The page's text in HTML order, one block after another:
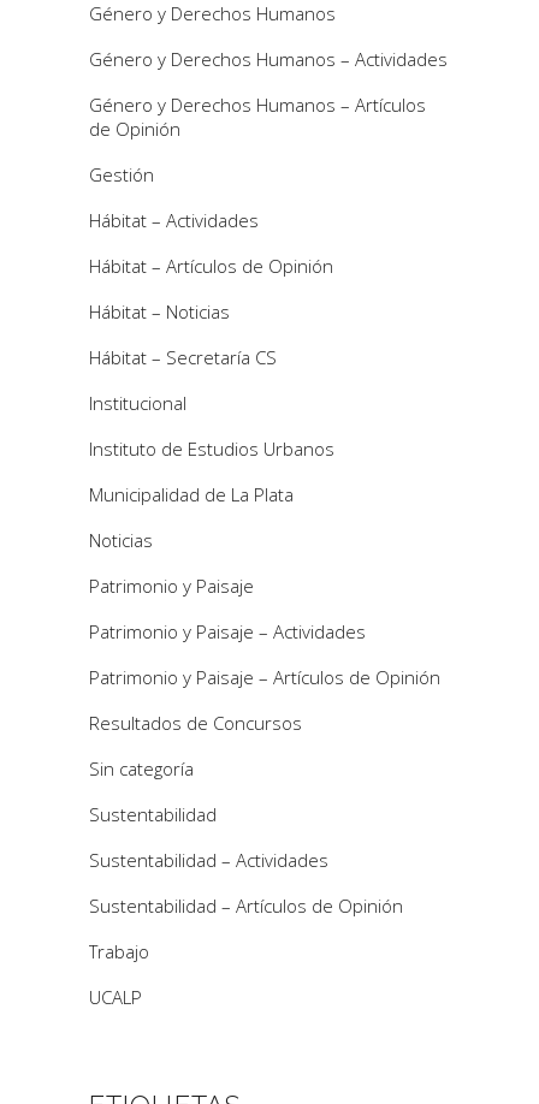
Género y Derechos Humanos
Género y Derechos Humanos – Actividades
Género y Derechos Humanos – Artículos
de Opinión
Gestión
Hábitat – Actividades
Hábitat – Artículos de Opinión
Hábitat – Noticias
Hábitat – Secretaría CS
Institucional
Instituto de Estudios Urbanos
Municipalidad de La Plata
Noticias
Patrimonio y Paisaje
Patrimonio y Paisaje – Actividades
Patrimonio y Paisaje – Artículos de Opinión
Resultados de Concursos
Sin categoría
Sustentabilidad
Sustentabilidad – Actividades
Sustentabilidad – Artículos de Opinión
Trabajo
UCALP